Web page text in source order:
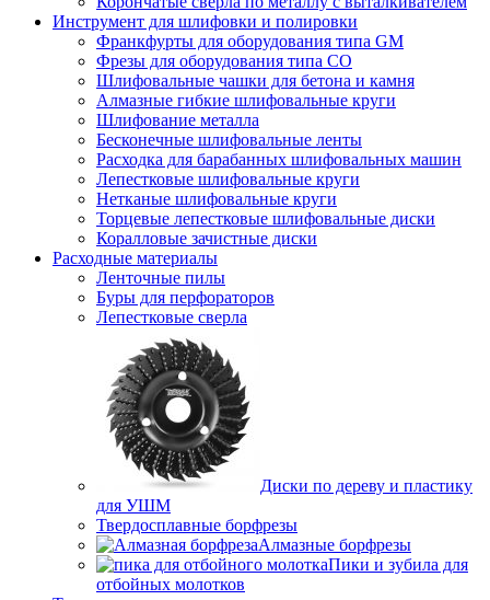
Инструмент для шлифовки и полировки
Франкфурты для оборудования типа GM
Фрезы для оборудования типа СО
Шлифовальные чашки для бетона и камня
Алмазные гибкие шлифовальные круги
Шлифование металла
Бесконечные шлифовальные ленты
Расходка для барабанных шлифовальных машин
Лепестковые шлифовальные круги
Нетканые шлифовальные круги
Торцевые лепестковые шлифовальные диски
Коралловые зачистные диски
Расходные материалы
Ленточные пилы
Буры для перфораторов
Лепестковые сверла
Диски по дереву и пластику
для УШМ
Твердосплавные борфрезы
Алмазные борфрезы
Пики и зубила для
отбойных молотков